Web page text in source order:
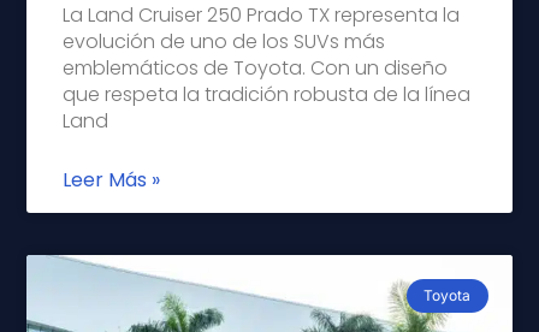
La Land Cruiser 250 Prado TX representa la
evolución de uno de los SUVs más
emblemáticos de Toyota. Con un diseño
que respeta la tradición robusta de la línea
Land
Leer Más »
Toyota